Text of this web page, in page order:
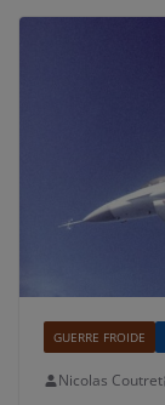
GUERRE FROIDE
Nicolas Coutret